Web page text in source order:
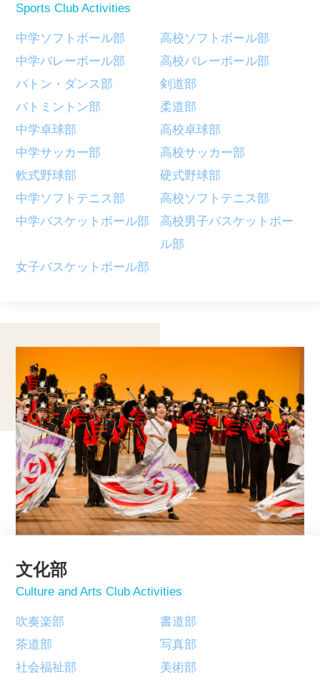
Sports Club Activities
中学ソフトボール部
高校ソフトボール部
中学バレーボール部
高校バレーボール部
バトン・ダンス部
剣道部
バトミントン部
柔道部
中学卓球部
高校卓球部
中学サッカー部
高校サッカー部
軟式野球部
硬式野球部
中学ソフトテニス部
高校ソフトテニス部
中学バスケットボール部
高校男子バスケットボー
ル部
女子バスケットボール部
文化部
Culture and Arts Club Activities
吹奏楽部
書道部
茶道部
写真部
社会福祉部
美術部